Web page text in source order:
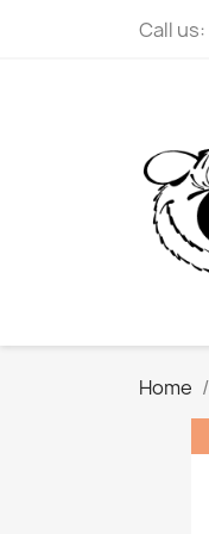
Call us:
Home